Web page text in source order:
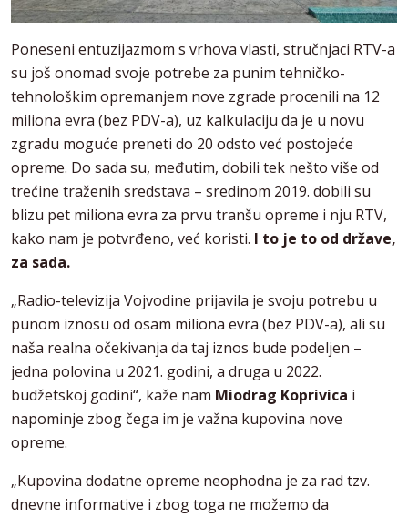
Poneseni entuzijazmom s vrhova vlasti, stručnjaci RTV-a
su još onomad svoje potrebe za punim tehničko-
tehnološkim opremanjem nove zgrade procenili na 12
miliona evra (bez PDV-a), uz kalkulaciju da je u novu
zgradu moguće preneti do 20 odsto već postojeće
opreme. Do sada su, međutim, dobili tek nešto više od
trećine traženih sredstava – sredinom 2019. dobili su
blizu pet miliona evra za prvu tranšu opreme i nju RTV,
kako nam je potvrđeno, već koristi. I to je to od države,
za sada.
„Radio-televizija Vojvodine prijavila je svoju potrebu u
punom iznosu od osam miliona evra (bez PDV-a), ali su
naša realna očekivanja da taj iznos bude podeljen –
jedna polovina u 2021. godini, a druga u 2022.
budžetskoj godini“, kaže nam Miodrag Koprivica i
napominje zbog čega im je važna kupovina nove
opreme.
„Kupovina dodatne opreme neophodna je za rad tzv.
dnevne informative i zbog toga ne možemo da